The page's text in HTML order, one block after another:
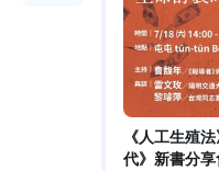
《人工生殖
代》新書分享